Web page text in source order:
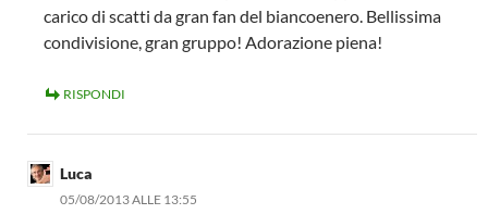
carico di scatti da gran fan del biancoenero. Bellissima
condivisione, gran gruppo! Adorazione piena!
RISPONDI
Luca
05/08/2013 ALLE 13:55